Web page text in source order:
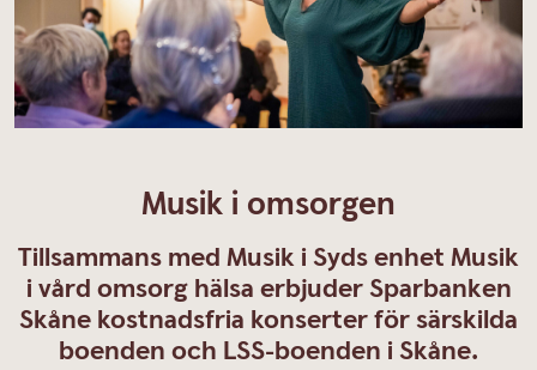
Musik i omsorgen
Tillsammans med Musik i Syds enhet Musik
i vård omsorg hälsa erbjuder Sparbanken
Skåne kostnadsfria konserter för särskilda
boenden och LSS-boenden i Skåne.